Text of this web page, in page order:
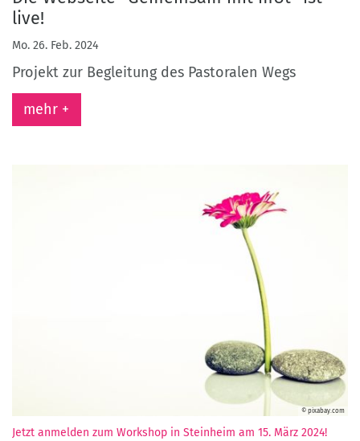
live!
Mo. 26. Feb. 2024
Projekt zur Begleitung des Pastoralen Wegs
mehr +
© pixabay.com
Jetzt anmelden zum Workshop in Steinheim am 15. März 2024!: